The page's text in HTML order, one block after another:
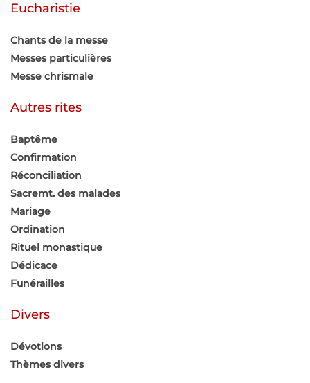
Eucharistie
Chants de la messe
Messes particulières
Messe chrismale
Autres rites
Baptême
Confirmation
Réconciliation
Sacremt. des malades
Mariage
Ordination
Rituel monastique
Dédicace
Funérailles
Divers
Dévotions
Thèmes divers